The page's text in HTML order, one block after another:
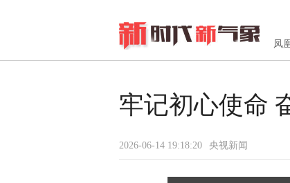
凤
牢记初心使命
2026-06-14 19:18:20 央视新闻